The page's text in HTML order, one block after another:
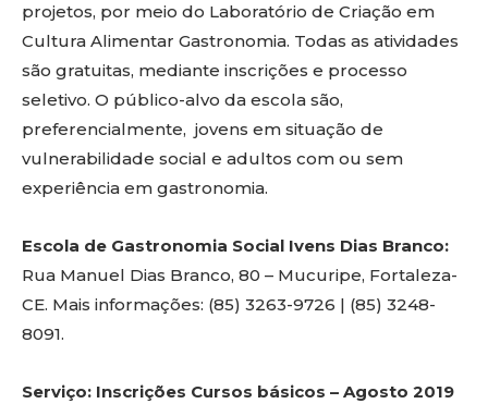
projetos, por meio do Laboratório de Criação em
Cultura Alimentar Gastronomia. Todas as atividades
são gratuitas, mediante inscrições e processo
seletivo. O público-alvo da escola são,
preferencialmente, jovens em situação de
vulnerabilidade social e adultos com ou sem
experiência em gastronomia.
Escola de Gastronomia Social Ivens Dias Branco:
Rua Manuel Dias Branco, 80 – Mucuripe, Fortaleza-
CE. Mais informações: (85) 3263-9726 | (85) 3248-
8091.
Serviço: Inscrições Cursos básicos – Agosto 2019